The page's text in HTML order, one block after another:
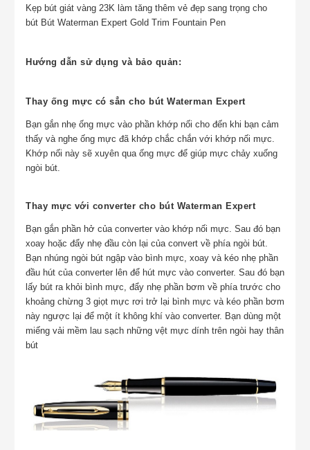
Kẹp bút giát vàng 23K làm tăng thêm vẻ đẹp sang trọng cho
bút Bút Waterman Expert Gold Trim Fountain Pen
Hướng dẫn sử dụng và bảo quản:
Thay ống mực có sẳn cho bút Waterman Expert
Bạn gắn nhẹ ống mực vào phần khớp nối cho đến khi bạn cảm
thấy và nghe ống mực đã khớp chắc chắn với khớp nối mực.
Khớp nối này sẽ xuyên qua ống mực để giúp mực chảy xuống
ngòi bút.
Thay mực với converter cho bút Waterman Expert
Bạn gắn phần hở của converter vào khớp nối mực. Sau đó bạn
xoay hoặc đẩy nhẹ đầu còn lại của convert về phía ngòi bút.
Bạn nhúng ngòi bút ngập vào bình mực, xoay và kéo nhẹ phần
đầu hút của converter lên để hút mực vào converter. Sau đó bạn
lấy bút ra khỏi bình mực, đẩy nhẹ phần bơm về phía trước cho
khoảng chừng 3 giọt mực rơi trở lại bình mực và kéo phần bơm
này ngược lại để một ít không khí vào converter. Bạn dùng một
miếng vải mềm lau sạch những vệt mực dính trên ngòi hay thân
bút